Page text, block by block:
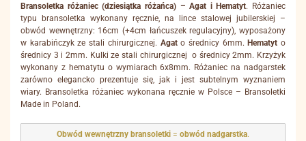
Bransoletka różaniec (dziesiątka różańca) – Agat i Hematyt. Różaniec
typu bransoletka wykonany ręcznie, na lince stalowej jubilerskiej –
obwód wewnętrzny: 16cm (+4cm łańcuszek regulacyjny), wyposażony
w karabińczyk ze stali chirurgicznej. Agato średnicy 6mm.Hematyt o
średnicy 3 i 2mm. Kulki ze stali chirurgicznej o średnicy 2mm. Krzyżyk
wykonany z hematytu o wymiarach 6x8mm. Różaniec na nadgarstek
zarówno elegancko prezentuje się, jak i jest subtelnym wyznaniem
wiary. Bransoletka różaniec wykonana ręcznie w Polsce – Bransoletki
Made in Poland.
Obwód wewnętrzny bransoletki = obwód nadgarstka.